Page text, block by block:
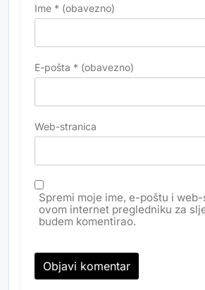
Ime * (obavezno)
E-pošta * (obavezno)
Web-stranica
Spremi moje ime, e-poštu i
ovom internet pregledniku za
budem komentirao.